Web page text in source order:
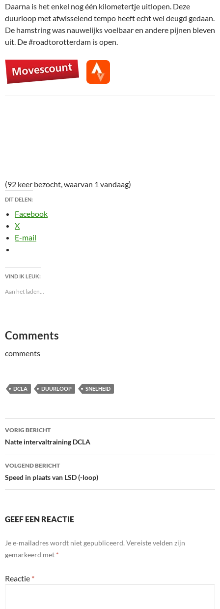
Daarna is het enkel nog één kilometertje uitlopen. Deze
duurloop met afwisselend tempo heeft echt wel deugd gedaan.
De hamstring was nauwelijks voelbaar en andere pijnen bleven
uit. De #roadtorotterdam is open.
(92 keer bezocht, waarvan 1 vandaag)
DIT DELEN:
Facebook
X
E-mail
VIND IK LEUK:
Aan het laden...
Comments
comments
DCLA DUURLOOP SNELHEID
Bericht
navigatie
VORIG BERICHT
Natte intervaltraining DCLA
VOLGEND BERICHT
Speed in plaats van LSD (-loop)
GEEF EEN REACTIE
Je e-mailadres wordt niet gepubliceerd. Vereiste velden zijn
gemarkeerd met *
Reactie *